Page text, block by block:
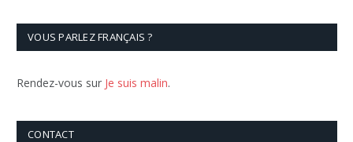
VOUS PARLEZ FRANÇAIS ?
Rendez-vous sur Je suis malin.
CONTACT